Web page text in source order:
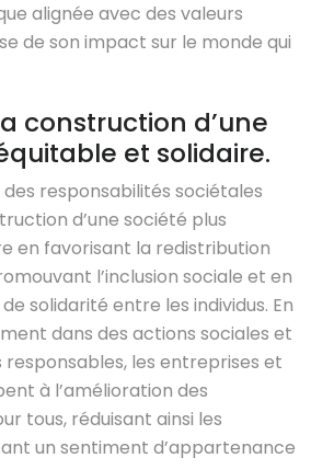
alignée avec des valeurs
de son impact sur le monde qui
construction d’une
et solidaire.
responsabilités sociétales
d’une société plus
en favorisant la redistribution
l’inclusion sociale et en
solidarité entre les individus. En
dans des actions sociales et
les entreprises et
à l’amélioration des
tous, réduisant ainsi les
un sentiment d’appartenance